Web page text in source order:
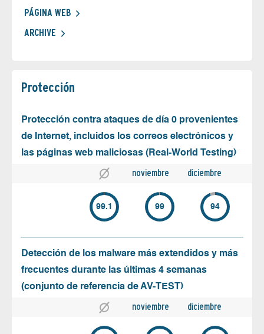
PÁGINA WEB
ARCHIVE
Protección
Protección contra ataques de día 0 provenientes
de Internet, incluidos los correos electrónicos y
las páginas web maliciosas (Real-World Testing)
noviembre diciembre
99.1 99 94
Detección de los malware más extendidos y más
frecuentes durante las últimas 4 semanas
(conjunto de referencia de AV-TEST)
noviembre diciembre